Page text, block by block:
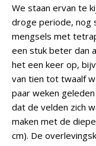
We staan ervan te
droge periode, nog
mengsels met
een stuk beter dan
het een keer op,
van tien tot twaalf
paar weken
dat de velden zich
maken met de
cm). De